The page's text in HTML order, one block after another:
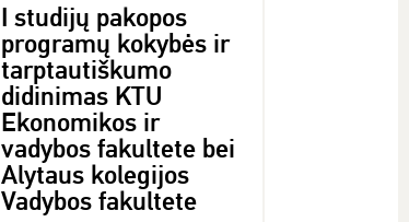
I studijų pakopos
programų kokybės ir
tarptautiškumo
didinimas KTU
Ekonomikos ir
vadybos fakultete bei
Alytaus kolegijos
Vadybos fakultete